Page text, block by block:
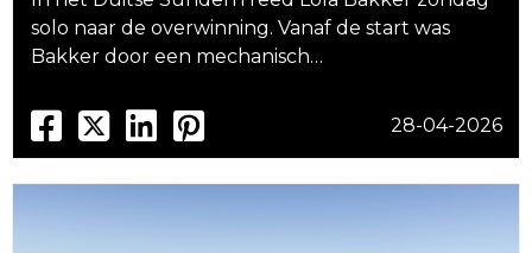
solo naar de overwinning. Vanaf de start was
Bakker door een mechanisch…
28-04-2026